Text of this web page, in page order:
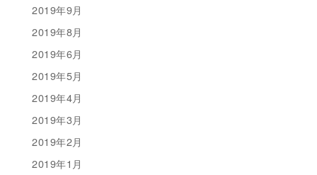
2019年9月
2019年8月
2019年6月
2019年5月
2019年4月
2019年3月
2019年2月
2019年1月